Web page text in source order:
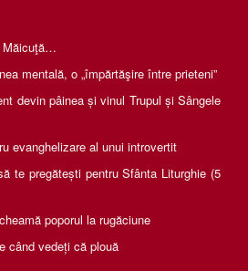
Măicuţă…
mentală, o „împărtăşire între prieteni”
devin pâinea și vinul Trupul și Sângele
evanghelizare al unui introvertit
te pregătești pentru Sfânta Liturghie (5
poporul la rugăciune
când vedeți că plouă